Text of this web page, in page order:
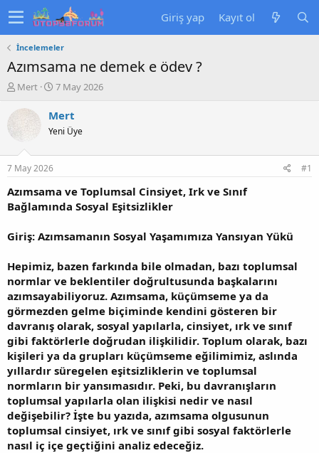
Giriş yap Kayıt ol
İncelemeler
Azımsama ne demek e ödev ?
K
n
u
b
a
ş
a
a
Mert
B
ş
a
ç
a
i
7 May 2026
Mert
Yeni Üye
7 May 2026 #1
Azımsama ve Toplumsal Cinsiyet, Irk ve Sınıf
Bağlamında Sosyal Eşitsizlikler
Giriş: Azımsamanın Sosyal Yaşamımıza Yansıyan Yükü
Hepimiz, bazen farkında bile olmadan, bazı toplumsal
normlar ve beklentiler doğrultusunda başkalarını
azımsayabiliyoruz. Azımsama, küçümseme ya da
görmezden gelme biçiminde kendini gösteren bir
davranış olarak, sosyal yapılarla, cinsiyet, ırk ve sınıf
gibi faktörlerle doğrudan ilişkilidir. Toplum olarak, bazı
kişileri ya da grupları küçümseme eğilimimiz, aslında
yıllardır süregelen eşitsizliklerin ve toplumsal
normların bir yansımasıdır. Peki, bu davranışların
toplumsal yapılarla olan ilişkisi nedir ve nasıl
değişebilir? İşte bu yazıda, azımsama olgusunun
toplumsal cinsiyet, ırk ve sınıf gibi sosyal faktörlerle
nasıl iç içe geçtiğini analiz edeceğiz.